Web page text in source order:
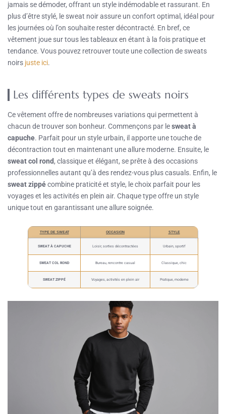
jamais se démoder, offrant un style indémodable et rassurant. En
plus d’être stylé, le sweat noir assure un confort optimal, idéal pour
les journées où l’on souhaite rester décontracté. En bref, ce
vêtement joue sur tous les tableaux en étant à la fois pratique et
tendance. Vous pouvez retrouver toute une collection de sweats
noirs juste ici.
Les différents types de sweats noirs
Ce vêtement offre de nombreuses variations qui permettent à
chacun de trouver son bonheur. Commençons par lesweat à
capuche. Parfait pour un style urbain, il apporte une touche de
décontraction tout en maintenant une allure moderne. Ensuite, le
sweat col rond , classique et élégant, se prête à des occasions
professionnelles autant qu’à des rendez-vous plus casuals. Enfin, le
sweat zippécombine praticité et style, le choix parfait pour les
voyages et les activités en plein air. Chaque type offre un style
unique tout en garantissant une allure soignée.
TYPE DE SWEAT OCCASION STYLE
SWEAT À CAPUCHE Loisir, sorties décontractées Urbain, sportif
SWEAT COL ROND Bureau, rencontre casual Classique, chic
SWEAT ZIPPÉ Voyages, activités en plein air Pratique, moderne